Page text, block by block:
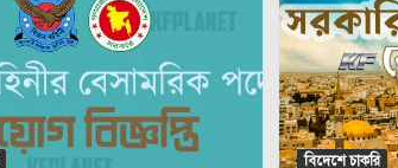
বিদেশে চাকরি